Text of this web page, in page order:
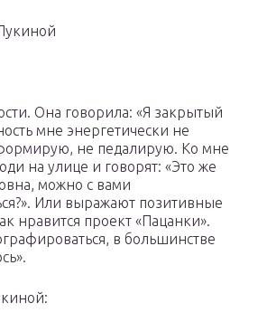
Она говорила: «Я закрытый
мне энергетически не
не педалирую. Ко мне
на улице и говорят: «Это же
можно с вами
Или выражают позитивные
нравится проект «Пацанки».
в большинстве